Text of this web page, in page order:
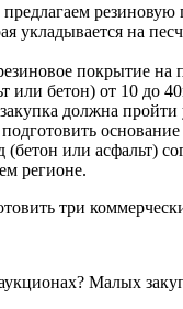
резиновую
укладывается на
покрытие на
или бетон) от 10 до
должна пройти
основание
или асфальт)
регионе.
три
Малых